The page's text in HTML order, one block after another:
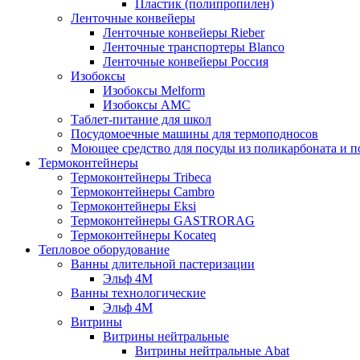
Пластик (полипропилен)
Ленточные конвейеры
Ленточные конвейеры Rieber
Ленточные транспортеры Blanco
Ленточные конвейеры Россия
Изобоксы
Изобоксы Melform
Изобоксы AMC
Таблет-питание для школ
Посудомоечные машины для термоподносов
Моющее средство для посуды из поликарбоната и
Термоконтейнеры
Термоконтейнеры Tribeca
Термоконтейнеры Cambro
Термоконтейнеры Eksi
Термоконтейнеры GASTRORAG
Термоконтейнеры Kocateq
Тепловое оборудование
Ванны длительной пастеризации
Эльф 4М
Ванны технологические
Эльф 4М
Витрины
Витрины нейтральные
Витрины нейтральные Abat